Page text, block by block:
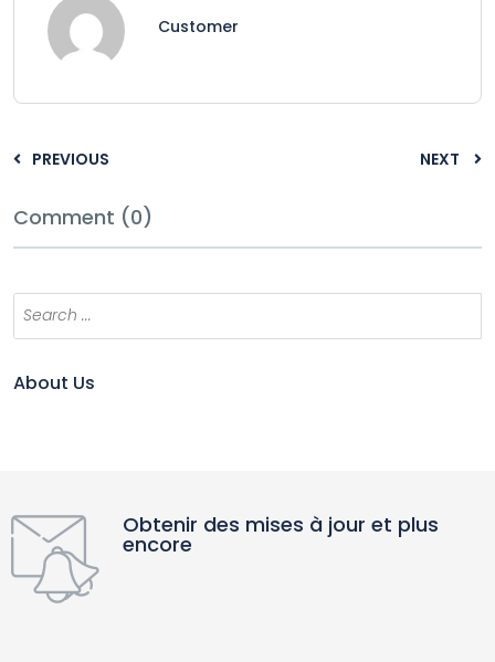
Customer
PREVIOUS NEXT
Comment (0)
About Us
Obtenir des mises à jour et plus
encore